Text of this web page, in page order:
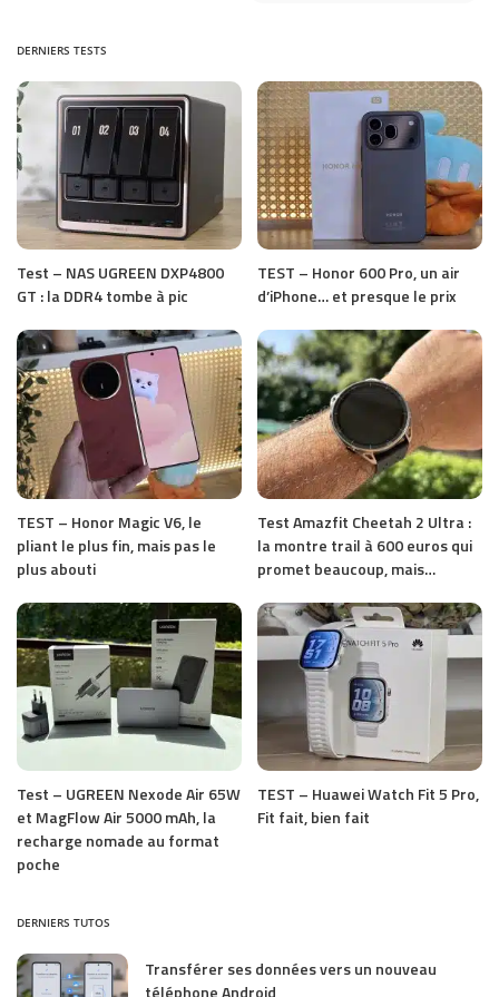
DERNIERS TESTS
Test – NAS UGREEN DXP4800
GT : la DDR4 tombe à pic
TEST – Honor 600 Pro, un air
d’iPhone… et presque le prix
TEST – Honor Magic V6, le
pliant le plus fin, mais pas le
plus abouti
Test Amazfit Cheetah 2 Ultra :
la montre trail à 600 euros qui
promet beaucoup, mais…
Test – UGREEN Nexode Air 65W
et MagFlow Air 5000 mAh, la
recharge nomade au format
poche
TEST – Huawei Watch Fit 5 Pro,
Fit fait, bien fait
DERNIERS TUTOS
Transférer ses données vers un nouveau
téléphone Android